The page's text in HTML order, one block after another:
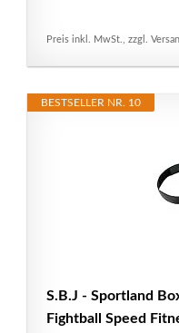
Preis inkl. MwSt., zzgl.
BESTSELLER NR. 10
S.B.J - Sportland
Fightball Speed